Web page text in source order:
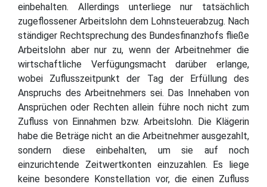
einbehalten. Allerdings unterliege nur tatsächlich
zugeflossener Arbeitslohn dem Lohnsteuerabzug. Nach
ständiger Rechtsprechung des Bundesfinanzhofs fließe
Arbeitslohn aber nur zu, wenn der Arbeitnehmer die
wirtschaftliche Verfügungsmacht darüber erlange,
wobei Zuflusszeitpunkt der Tag der Erfüllung des
Anspruchs des Arbeitnehmers sei. Das Innehaben von
Ansprüchen oder Rechten allein führe noch nicht zum
Zufluss von Einnahmen bzw. Arbeitslohn. Die Klägerin
habe die Beträge nicht an die Arbeitnehmer ausgezahlt,
sondern diese einbehalten, um sie auf noch
einzurichtende Zeitwertkonten einzuzahlen. Es liege
keine besondere Konstellation vor, die einen Zufluss